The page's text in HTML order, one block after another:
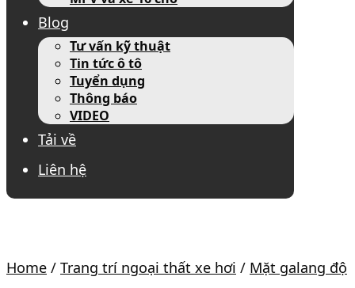
Blog
Tư vấn kỹ thuật
Tin tức ô tô
Tuyển dụng
Thông báo
VIDEO
Tải về
Liên hệ
Home / Trang trí ngoại thất xe hơi / Mặt galang độ